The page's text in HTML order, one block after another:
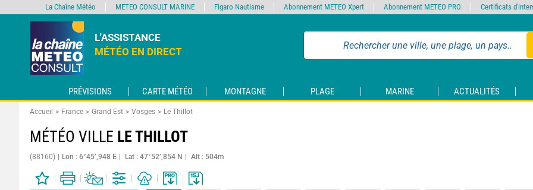
L'ASSISTANCE
MÉTÉO EN DIRECT
PRÉVISIONS CARTE MÉTÉO MONTAGNE PLAGE MARINE ACTUALITÉS
Accueil France Grand Est Vosges Le Thillot
MÉTÉO VILLE LE THILLOT
(88160) Lon : 6°45’,948 E Lat : 47°52’,854 N Alt : 504m
La Chaîne Météo METEO CONSULT MARINE Figaro Nautisme Abonnement METEO Xpert Abonnement METEO PRO Certificats